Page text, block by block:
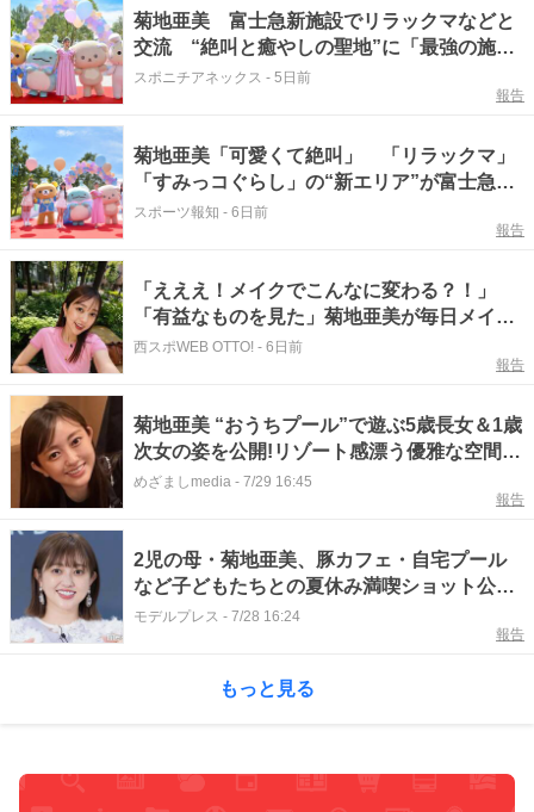
菊地亜美 富士急新施設でリラックマなどと
交流 “絶叫と癒やしの聖地”に「最強の施設
になった」
スポニチアネックス - 5日前
報告
菊地亜美「可愛くて絶叫」 「リラックマ」
「すみっコぐらし」の“新エリア”が富士急ハ
イランド内に登場！「サンエックス パラダ
スポーツ報知 - 6日前
報告
「えええ！メイクでこんなに変わる？！」
「有益なものを見た」菊地亜美が毎日メイク
一新で〝激変〟姿に衝撃の声「同じ人なの
西スポWEB OTTO! - 6日前
報告
菊地亜美 “おうちプール”で遊ぶ5歳長女＆1歳
次女の姿を公開!リゾート感漂う優雅な空間で
夏を満喫する無邪気なショットにほっこり
めざましmedia - 7/29 16:45
報告
2児の母・菊地亜美、豚カフェ・自宅プール
など子どもたちとの夏休み満喫ショット公開
「毎日充実してて楽しそう」「大理石調の壁
モデルプレス - 7/28 16:24
報告
もっと見る